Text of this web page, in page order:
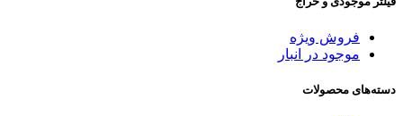
فروش ویژه
موجود در انبار
دسته‌های محصولات